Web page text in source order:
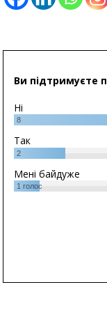
Ви підтримуєте
Ні
8
Так
2
Мені байдуже
1 голос